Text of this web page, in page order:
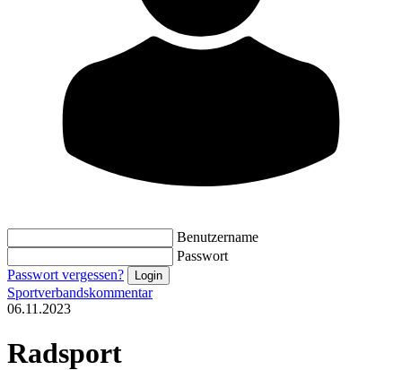
Benutzername
Passwort
Passwort vergessen?
Sportverbandskommentar
06.11.2023
Radsport